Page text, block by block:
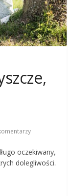
oczekiwany,
dolegliwości.